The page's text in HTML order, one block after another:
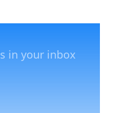
in your inbox